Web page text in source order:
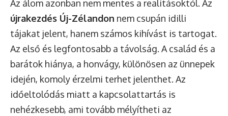
Az álom azonban nem mentes a realitásoktól. Az
újrakezdés Új-Zélandon nem csupán idilli
tájakat jelent, hanem számos kihívást is tartogat.
Az első és legfontosabb a távolság. A család és a
barátok hiánya, a honvágy, különösen az ünnepek
idején, komoly érzelmi terhet jelenthet. Az
időeltolódás miatt a kapcsolattartás is
nehézkesebb, ami tovább mélyítheti az